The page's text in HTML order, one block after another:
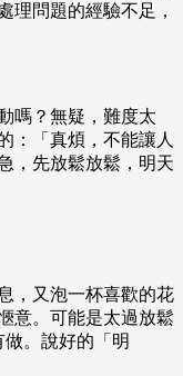
理問題的經驗不足，
嗎？無疑，難度太
：「真煩，不能讓人
，先放鬆放鬆，明天
，又泡一杯喜歡的花
意。可能是太過放鬆
。說好的「明